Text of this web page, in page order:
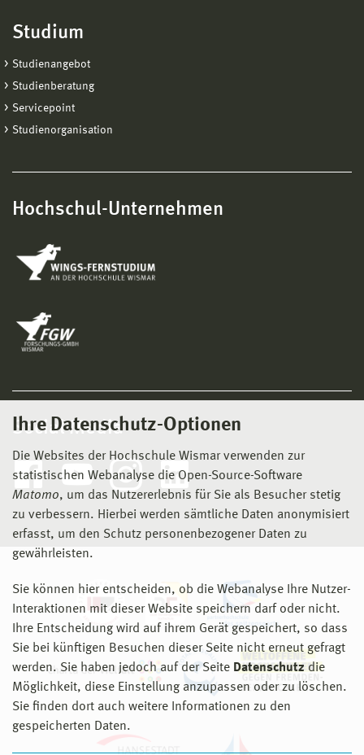
Ihre Datenschutz-Optionen
Die Websites der Hochschule Wismar verwenden zur
statistischen Webanalyse die Open-Source-Software
Matomo, um das Nutzererlebnis für Sie als Besucher stetig
zu verbessern. Hierbei werden sämtliche Daten anonymisiert
erfasst, um den Schutz personenbezogener Daten zu
gewährleisten.
Sie können hier entscheiden, ob die Webanalyse Ihre Nutzer-
Interaktionen mit dieser Website speichern darf oder nicht.
Ihre Entscheidung wird auf ihrem Gerät gespeichert, so dass
Sie bei künftigen Besuchen dieser Seite nicht erneut gefragt
werden. Sie haben jedoch auf der Seite Datenschutz die
Möglichkeit, diese Einstellung anzupassen oder zu löschen.
Sie finden dort auch weitere Informationen zu den
gespeicherten Daten.
Studium
Studienangebot
Studienberatung
Servicepoint
Studienorganisation
Hochschul-Unternehmen
Social Media